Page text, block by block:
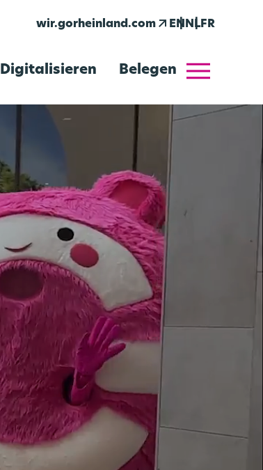
wir.gorheinland.comarrow_outward EN NLFR
Digitalisieren Belegen menu